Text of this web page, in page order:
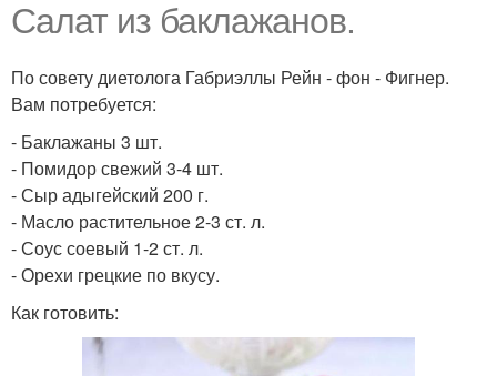
Салат из баклажанов.
По совету диетолога Габриэллы Рейн - фон - Фигнер.
Вам потребуется:
- Баклажаны 3 шт.
- Помидор свежий 3-4 шт.
- Сыр адыгейский 200 г.
- Масло растительное 2-3 ст. л.
- Соус соевый 1-2 ст. л.
- Орехи грецкие по вкусу.
Как готовить: